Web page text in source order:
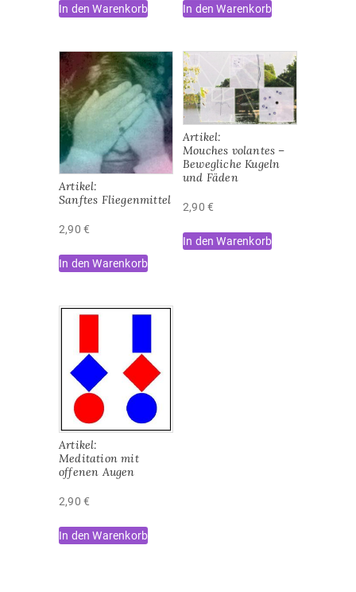
In den Warenkorb In den Warenkorb
Artikel:
Sanftes Fliegenmittel
2,90 €
In den Warenkorb
Artikel:
Mouches volantes –
Bewegliche Kugeln
und Fäden
2,90 €
In den Warenkorb
Artikel:
Meditation mit
offenen Augen
2,90 €
In den Warenkorb